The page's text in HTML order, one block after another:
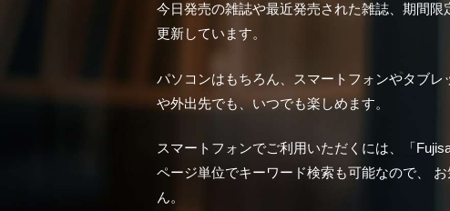
今日発売の雑誌や最近発売された雑誌、期間
更新しています。
パソコンはもちろん、スマートフォンやタブ
や外出先でも、いつでも楽しめます。
スマートフォンでご利用いただくには、「
ページ単位でキーワード検索も可能なので、
ん。